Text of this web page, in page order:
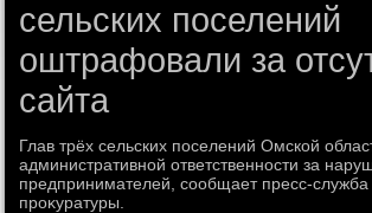
сельских поселений
оштрафовали за
сайта
Глав трёх сельских поселений Омской
административной ответственности за
предпринимателей, сообщает пресс-служба
проκуратуры.